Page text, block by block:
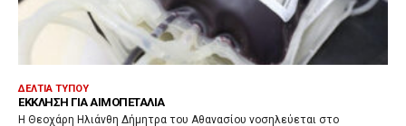
ΔΕΛΤΊΑ ΤΎΠΟΥ
ΈΚΚΛΗΣΗ ΓΙΑ ΑΙΜΟΠΕΤΆΛΙΑ
Η Θεοχάρη Ηλιάνθη Δήμητρα του Αθανασίου νοσηλεύεται στο